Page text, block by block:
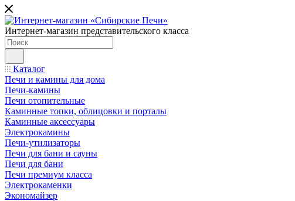
Интернет-магазин представительского класса
Каталог
Печи и камины для дома
Печи-камины
Печи отопительные
Каминные топки, облицовки и порталы
Каминные аксессуары
Электрокамины
Печи-утилизаторы
Печи для бани и сауны
Печи для бани
Печи премиум класса
Электрокаменки
Экономайзер